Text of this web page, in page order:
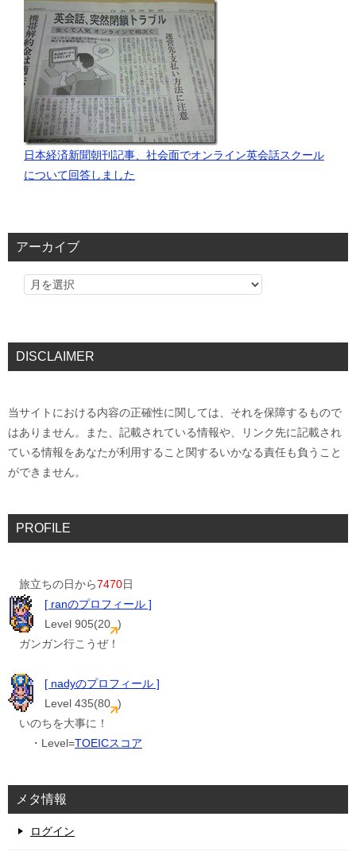
日本経済新聞朝刊記事、社会面でオンライン英会話スクール
について回答しました
アーカイブ
DISCLAIMER
当サイトにおける内容の正確性に関しては、それを保障するもので
はありません。また、記載されている情報や、リンク先に記載され
ている情報をあなたが利用すること関するいかなる責任も負うこと
ができません。
PROFILE
旅立ちの日から7470日
[ ranのプロフィール ]
Level 905(20 )
ガンガン行こうぜ！
[ nadyのプロフィール ]
Level 435(80 )
いのちを大事に！
・Level=TOEICスコア
メタ情報
ログイン